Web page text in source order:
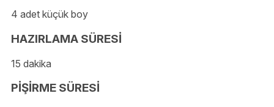
4 adet küçük boy
HAZIRLAMA SÜRESİ
15 dakika
PİŞİRME SÜRESİ